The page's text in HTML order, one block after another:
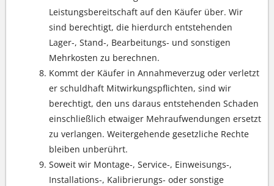
Leistungsbereitschaft auf den Käufer über. Wir
sind berechtigt, die hierdurch entstehenden
Lager-, Stand-, Bearbeitungs- und sonstigen
Mehrkosten zu berechnen.
Kommt der Käufer in Annahmeverzug oder verletzt
er schuldhaft Mitwirkungspflichten, sind wir
berechtigt, den uns daraus entstehenden Schaden
einschließlich etwaiger Mehraufwendungen ersetzt
zu verlangen. Weitergehende gesetzliche Rechte
bleiben unberührt.
Soweit wir Montage-, Service-, Einweisungs-,
Installations-, Kalibrierungs- oder sonstige